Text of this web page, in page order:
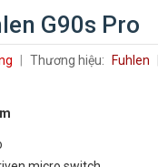
G90s Pro
Thương hiệu: Fuhlen